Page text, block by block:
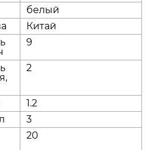
белый
Китай
9
2
1.2
3
20